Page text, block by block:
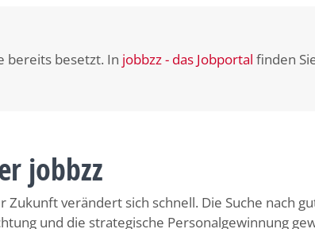
bereits besetzt. In jobbzz - das Jobportal finden
jobbzz
Zukunft verändert sich schnell. Die Suche nach
und die strategische Personalgewinnung